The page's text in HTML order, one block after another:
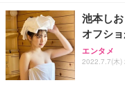
池本し
オフシ
エンタメ
2022.7.7(木)